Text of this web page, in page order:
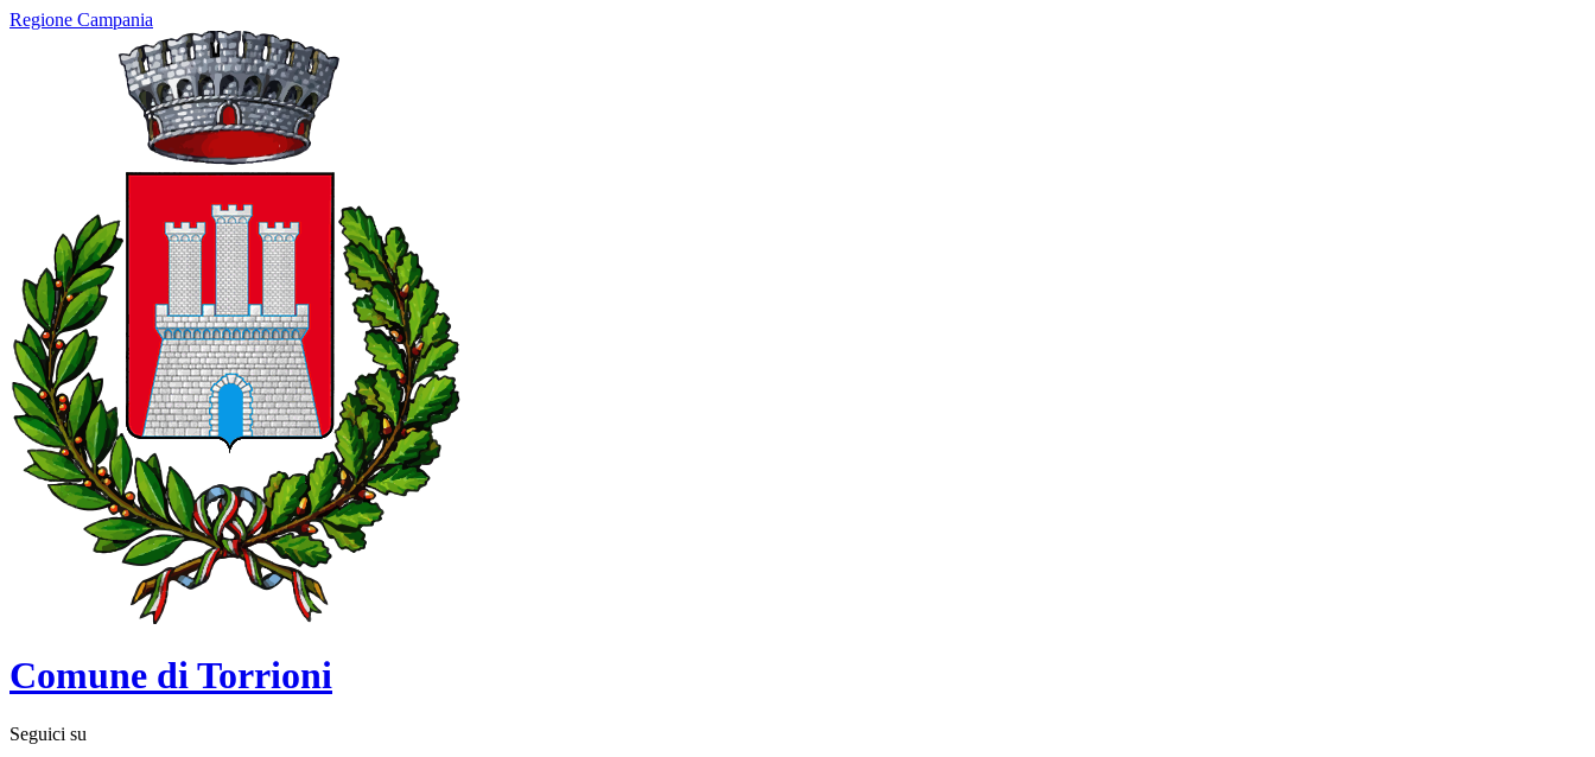
Regione Campania
Comune di Torrioni
Seguici su